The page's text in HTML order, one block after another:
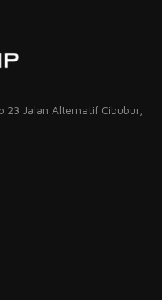
Jalan Alternatif Cibubur,